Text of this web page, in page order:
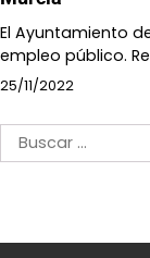
El Ayuntamiento
empleo público.
25/11/2022
Buscar: